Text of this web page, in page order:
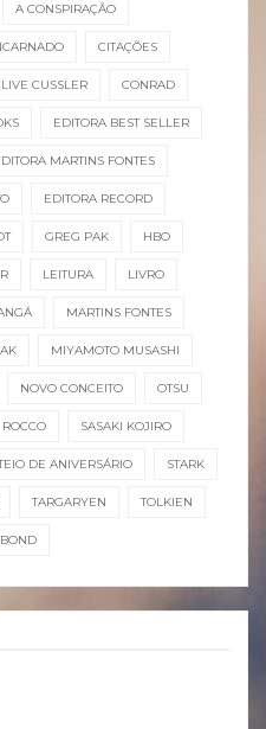
A CONSPIRAÇÃO
CITAÇÕES
CUSSLER CONRAD
EDITORA BEST SELLER
MARTINS FONTES
EDITORA RECORD
GREG PAK HBO
LEITURA LIVRO
MARTINS FONTES
MIYAMOTO MUSASHI
NOVO CONCEITO OTSU
ROCCO SASAKI KOJIRO
DE ANIVERSÁRIO STARK
TARGARYEN TOLKIEN